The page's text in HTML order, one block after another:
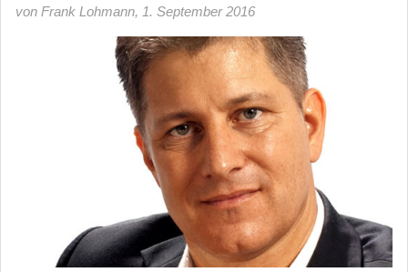
von Frank Lohmann, 1. September 2016